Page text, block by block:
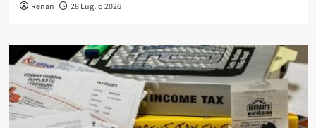
Renan 28 Luglio 2026